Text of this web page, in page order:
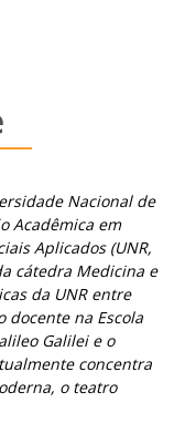
Nacional de
Acadêmica em
Aplicados (UNR,
cátedra Medicina e
da UNR entre
docente na Escola
Galilei e o
concentra
o teatro